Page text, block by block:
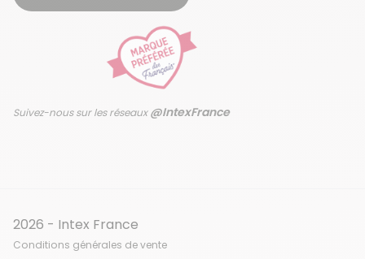
Suivez-nous sur les réseaux@IntexFrance
2026 - Intex France
Conditions générales de vente